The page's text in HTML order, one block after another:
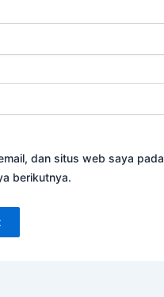
dan situs web saya
berikutnya.